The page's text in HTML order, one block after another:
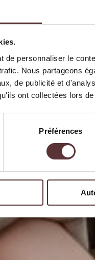
de personnaliser le
Nous partageons
de publicité et
ont collectées lors
Préférences